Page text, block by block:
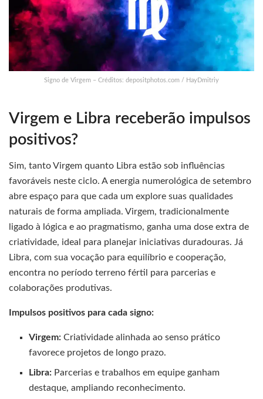
Signo de Virgem – Créditos: depositphotos.com / HayDmitriy
Virgem e Libra receberão impulsos
positivos?
Sim, tanto Virgem quanto Libra estão sob influências
favoráveis neste ciclo. A energia numerológica de setembro
abre espaço para que cada um explore suas qualidades
naturais de forma ampliada. Virgem, tradicionalmente
ligado à lógica e ao pragmatismo, ganha uma dose extra de
criatividade, ideal para planejar iniciativas duradouras. Já
Libra, com sua vocação para equilíbrio e cooperação,
encontra no período terreno fértil para parcerias e
colaborações produtivas.
Impulsos positivos para cada signo:
Virgem: Criatividade alinhada ao senso prático
favorece projetos de longo prazo.
Libra: Parcerias e trabalhos em equipe ganham
destaque, ampliando reconhecimento.